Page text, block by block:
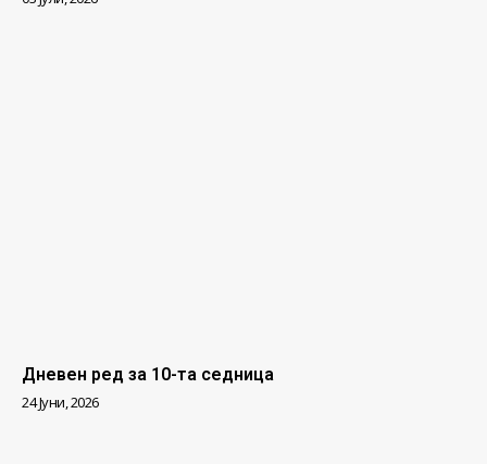
Дневен ред за 10-та седница
24 Јуни, 2026